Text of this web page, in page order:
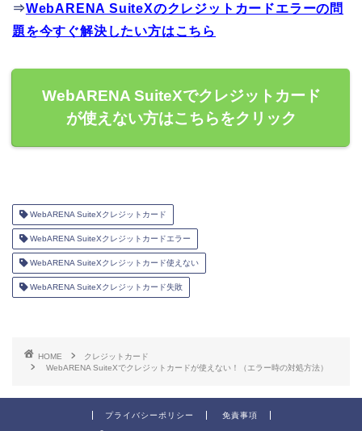
⇒WebARENA SuiteXのクレジットカードエラーの問
題を今すぐ解決したい方はこちら
WebARENA SuiteXでクレジットカード
が使えない方はこちらをクリック
WebARENA SuiteXクレジットカード
WebARENA SuiteXクレジットカードエラー
WebARENA SuiteXクレジットカード使えない
WebARENA SuiteXクレジットカード失敗
HOME
クレジットカード
WebARENA SuiteXでクレジットカードが使えない！（エラー時の対処方法）
プライバシーポリシー 免責事項